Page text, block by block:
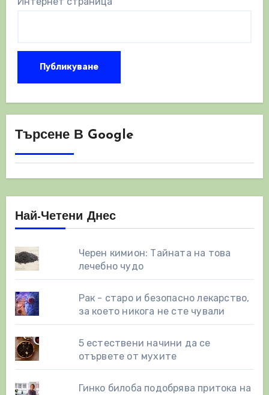
Търсене В Google
Най-Четени Днес
Черен кимион: Тайната на това
лечебно чудо
Рак - старо и безопасно лекарство,
за което никога не сте чували
5 естествени начини да се
отървете от мухите
Гинко билоба подобрява притока на